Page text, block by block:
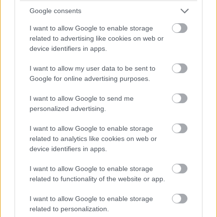
Google consents
I want to allow Google to enable storage
related to advertising like cookies on web or
device identifiers in apps.
I want to allow my user data to be sent to
Google for online advertising purposes.
I want to allow Google to send me
personalized advertising.
I want to allow Google to enable storage
related to analytics like cookies on web or
device identifiers in apps.
I want to allow Google to enable storage
related to functionality of the website or app.
I want to allow Google to enable storage
related to personalization.
kiadott félmegoldás.
Intel nem panaszkodhat amiatt, ki kap a másiknál
nagyobb médiavisszhangot. Mindkét vállalat esetében
napvilágra került egy-egy súlyosabb hiba, amik jellegüket
tekintve egy szimpla asztali PC esetén is komoly
és a Downfall névre keresztelt sérülékenységekről szól,
de mielőtt elmerülnénk a regisztertárakban, próbálunk
választ adni arra a jogos kérdésre, hogyan fordulhatnak
elő ilyen súlyos hibák az egyre modernebb tervezési- és
gyártási folyamatok mellett?
Mindig is voltak és lesznek bugok